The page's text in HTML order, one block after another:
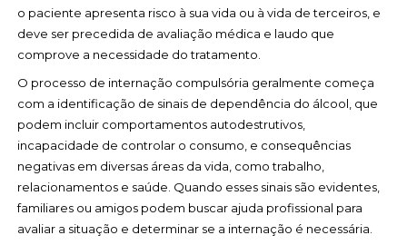
o paciente apresenta risco à sua vida ou à vida de terceiros, e
deve ser precedida de avaliação médica e laudo que
comprove a necessidade do tratamento.
O processo de internação compulsória geralmente começa
com a identificação de sinais de dependência do álcool, que
podem incluir comportamentos autodestrutivos,
incapacidade de controlar o consumo, e consequências
negativas em diversas áreas da vida, como trabalho,
relacionamentos e saúde. Quando esses sinais são evidentes,
familiares ou amigos podem buscar ajuda profissional para
avaliar a situação e determinar se a internação é necessária.